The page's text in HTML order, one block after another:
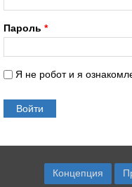
Пароль *
Я не робот и я
Концепция